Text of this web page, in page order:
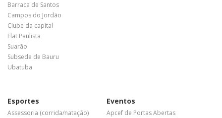
Barraca de Santos
Campos do Jordão
Clube da capital
Flat Paulista
Suarão
Subsede de Bauru
Ubatuba
Esportes
Assessoria (corrida/natação)
Eventos
Apcef de Portas Abertas